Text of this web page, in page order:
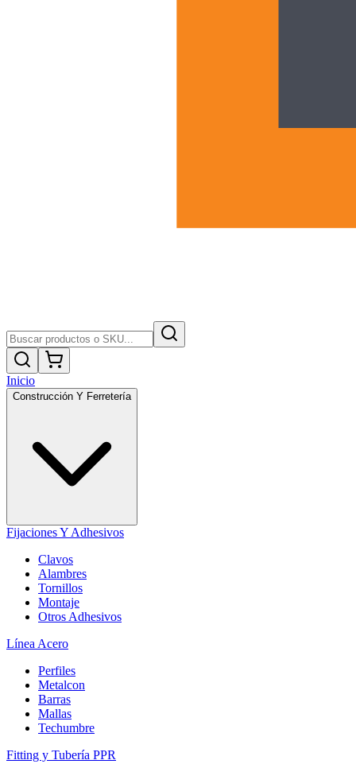
Inicio
Construcción Y Ferretería
Fijaciones Y Adhesivos
Clavos
Alambres
Tornillos
Montaje
Otros Adhesivos
Línea Acero
Perfiles
Metalcon
Barras
Mallas
Techumbre
Fitting y Tubería PPR